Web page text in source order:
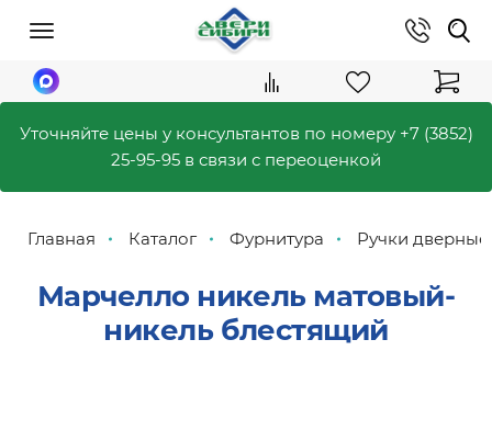
Уточняйте цены у консультантов по номеру +7 (3852)
25-95-95 в связи с переоценкой
Главная Каталог Фурнитура Ручки
Марчелло никель матовый-
никель блестящий